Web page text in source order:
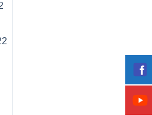
độ in hoạt động),
độ Tắt Tự động/Đánh thức khi kết
kích hoạt khi vận chuyển)
(Chế độ Tắt Tự động/Bật Thủ công),
(~3.000 trang), CF276A
CF276X